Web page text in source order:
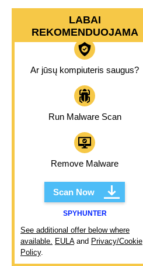
LABAI
REKOMENDUOJAMA
Ar jūsų kompiuteris saugus?
Run Malware Scan
Remove Malware
Scan Now
SPYHUNTER
See additional offer below where
available.
EULAand Privacy/Cookie
Policy.